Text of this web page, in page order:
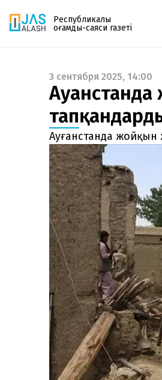
Республикалық
қоғамдық-саяси газеті
Газетке жазылу
PDF форматтағы газетті ай
поштаңызға алып отырыңыз.
шыққан сәтте сізге бірден
енгізіңіз, біз қалғанын өзіміз
3 сентября 2025, 14:00
Ауғанстанда жойқын